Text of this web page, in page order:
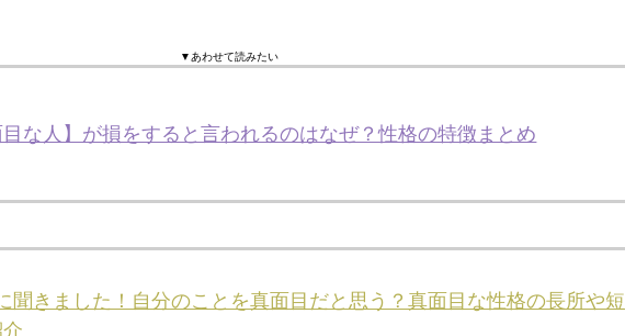
▼あわせて読みたい
目な人】が損をすると言われるのはなぜ？性格の特徴まとめ
聞きました！自分のことを真面目だと思う？真面目な性格の長所や短